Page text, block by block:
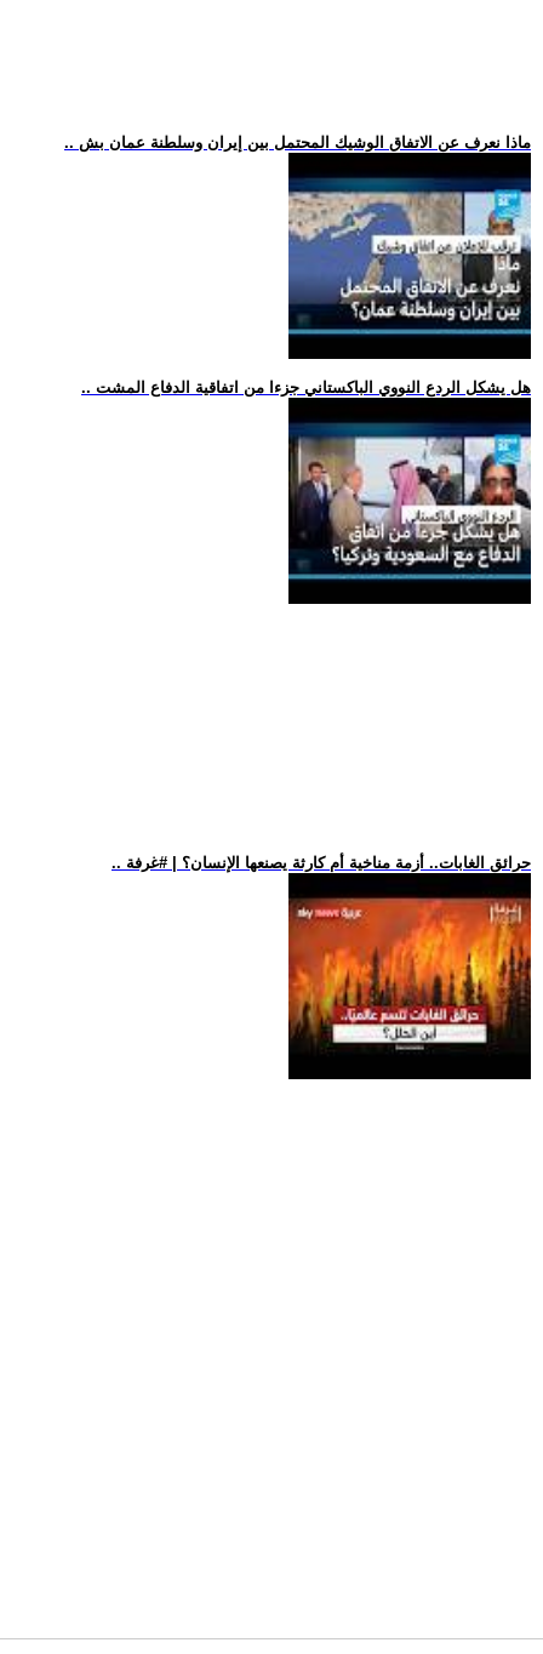
.. ماذا نعرف عن الاتفاق الوشيك المحتمل بين إيران وسلطنة عمان بش
.. هل يشكل الردع النووي الباكستاني جزءا من اتفاقية الدفاع المشت
.. حرائق الغابات.. أزمة مناخية أم كارثة يصنعها الإنسان؟ | #غرفة